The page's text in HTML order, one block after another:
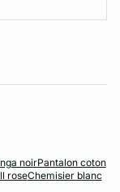
noirPantalon coton
roseChemisier blanc